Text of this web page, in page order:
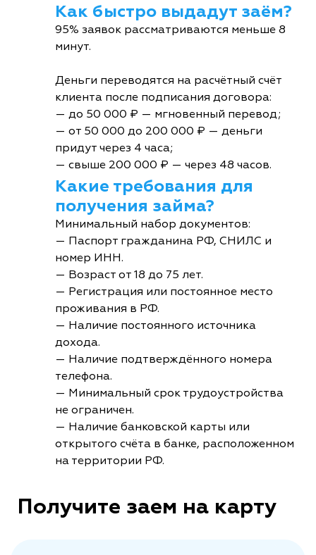
Как быстро выдадут заём?
95% заявок рассматриваются меньше 8
минут.
Деньги переводятся на расчётный счёт
клиента после подписания договора:
— до 50 000 ₽ — мгновенный перевод;
— от 50 000 до 200 000 ₽ — деньги
придут через 4 часа;
— свыше 200 000 ₽ — через 48 часов.
Какие требования для
получения займа?
Минимальный набор документов:
— Паспорт гражданина РФ, СНИЛС и
номер ИНН.
— Возраст от 18 до 75 лет.
— Регистрация или постоянное место
проживания в РФ.
— Наличие постоянного источника
дохода.
— Наличие подтверждённого номера
телефона.
— Минимальный срок трудоустройства
не ограничен.
— Наличие банковской карты или
открытого счёта в банке, расположенном
на территории РФ.
Получите заем на карту